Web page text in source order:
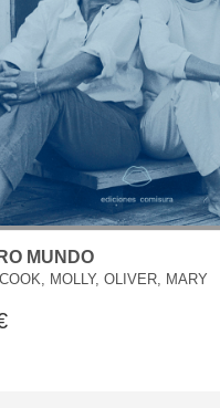
MUNDO
MOLLY, OLIVER, MARY